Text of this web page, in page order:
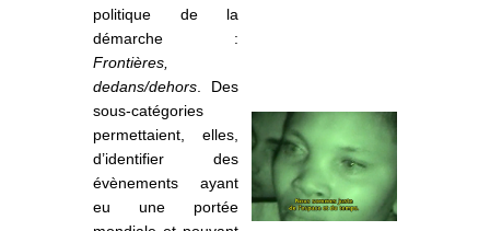
politique de la
démarche :
Frontières,
dedans/dehors . Des
sous-catégories
permettaient, elles,
d’identifier des
évènements ayant
eu une portée